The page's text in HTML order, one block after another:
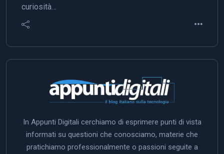
curiosità…
In Appunti Digitali cerchiamo di esprimere punti di vista
informati su questioni che conosciamo, materie che
pratichiamo professionalmente o passioni seguite a